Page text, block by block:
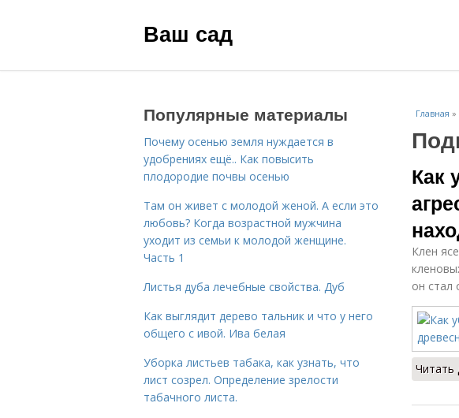
Ваш сад
Главная »
Как
Клен
он стал
Популярные материалы
Почему осенью земля нуждается в
удобрениях ещё.. Как повысить
плодородие почвы осенью
Там он живет с молодой женой. А если это
любовь? Когда возрастной мужчина
уходит из семьи к молодой женщине.
Часть 1
Листья дуба лечебные свойства. Дуб
Как выглядит дерево тальник и что у него
общего с ивой. Ива белая
Уборка листьев табака, как узнать, что
лист созрел. Определение зрелости
табачного листа.